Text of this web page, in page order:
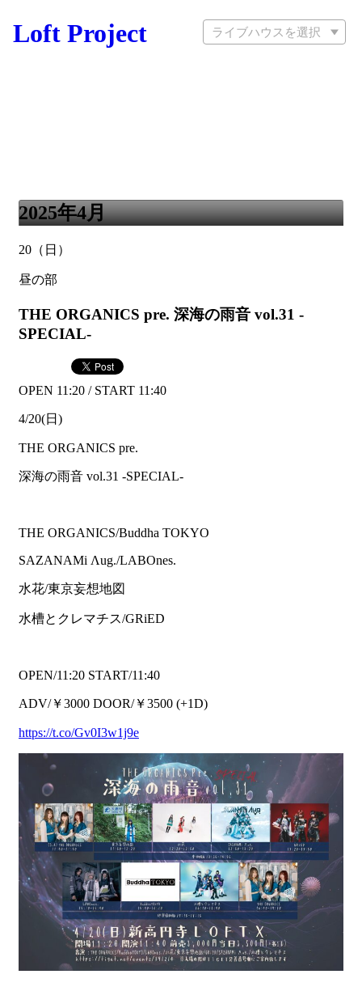
Loft Project ライブハウスを選択
2025年4月
20 （日）
昼の部
THE ORGANICS pre. 深海の雨音 vol.31 -
SPECIAL-
OPEN 11:20 / START 11:40
4/20(日)
THE ORGANICS pre.
深海の雨音 vol.31 -SPECIAL-
THE ORGANICS/Buddha TOKYO
SAZANAMi Λug./LABOnes.
水花/東京妄想地図
水槽とクレマチス/GRiED
OPEN/11:20 START/11:40
ADV/￥3000 DOOR/￥3500 (+1D)
https://t.co/Gv0I3w1j9e